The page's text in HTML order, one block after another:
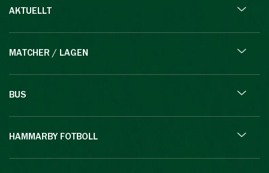
AKTUELLT
MATCHER / LAGEN
BUS
HAMMARBY FOTBOLL